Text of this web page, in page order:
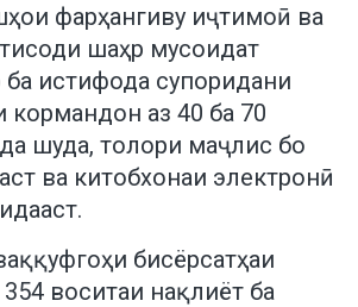
фарҳангиву иҷтимоӣ ва
шаҳр мусоидат
истифода супоридани
аз 40 ба 70
шуда, толори маҷлис бо
ва китобхонаи электронӣ
бисёрсатҳаи
воситаи нақлиёт ба